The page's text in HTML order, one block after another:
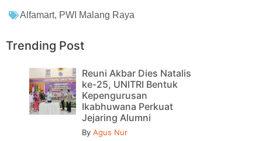
Alfamart, PWI Malang Raya
Trending Post
Reuni Akbar Dies Natalis
ke-25, UNITRI Bentuk
Kepengurusan
Ikabhuwana Perkuat
Jejaring Alumni
By Agus Nur